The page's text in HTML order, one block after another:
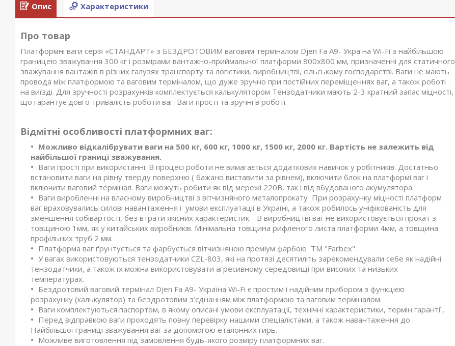
Опис Характеристики
Про товар
Платформні ваги серія «СТАНДАРТ» з БЕЗДРОТОВИМ ваговим терміналом Djen Fa A9- Україна Wi-Fi з найбільшою
границею зважування 300 кг і розмірами вантажно-приймальної платформи 800х800 мм, призначенні для статичного
зважування вантажів в різних галузях транспорту та логістики, виробництві, сільському господарстві. Ваги не мають
провода між платформою та ваговим терміналом, що дуже зручно при постійних переміщеннях ваг, а також роботі
на виїзді. Для зручності розрахунків комплектується калькулятором Тензодатчики мають 2-3 кратний запас міцності,
що гарантує довго тривалість роботи ваг. Ваги прості та зручні в роботі.
Відмітні особливості платформних ваг:
Можливо відкалібрувати ваги на 500 кг, 600 кг, 1000 кг, 1500 кг, 2000 кг. Вартість не залежить від
найбільшої границі зважування.
Ваги прості при використанні. В процесі роботи не вимагається додаткових навичок у робітників. Достатньо
встановити ваги на рівну тверду поверхню ( бажано виставити за рівнем), включити блок на платформі ваг і
включити ваговий термінал. Ваги можуть робити як від мережі 220В, так і від вбудованого акумулятора.
Ваги виробленні на власному виробництві з вітчизняного металопрокату При розрахунку міцності платформ
ваг враховувались силові навантаження і умови експлуатації в Україні, а також робилось уніфікованість для
зменшення собівартості, без втрати якісних характеристик. В виробництві ваг не використовується прокат з
товщиною 1мм, як у китайських виробників. Мінімальна товщина рифленого листа платформи 4мм, а товщина
профільних труб 2 мм.
Платформа ваг ґрунтується та фарбується вітчизняною преміум фарбою ТМ "Farbex".
У вагах використовуються тензодатчики CZL-803, які на протязі десятиліть зарекомендували себе як надійні
тензодатчики, а також їх можна використовувати агресивному середовищі при високих та низьких
температурах.
Бездротовий ваговий термінал Djen Fa A9- Україна Wi-Fi є простим і надійним прибором з функцією
розрахунку (калькулятор) та бездротовим з’єднанням між платформою та ваговим терміналом.
Ваги комплектуються паспортом, в якому описані умови експлуатації, технічні характеристики, термін гарантії,
Перед відправкою ваги проходять повну перевірку нашими спеціалістами, а також навантаження до
Найбільшої границі зважування ваг за допомогою еталонних гирь.
Можливе виготовлення під замовлення будь-якого розміру платформних ваг.